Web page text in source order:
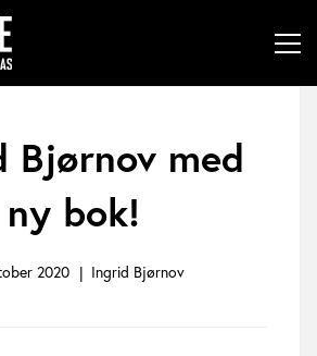
Bjørnov med
ny bok!
2020 Ingrid Bjørnov